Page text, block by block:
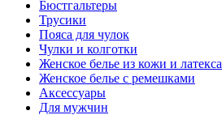
Бюстгальтеры
Трусики
Пояса для чулок
Чулки и колготки
Женское белье из кожи и латекса
Женское белье с ремешками
Аксессуары
Для мужчин